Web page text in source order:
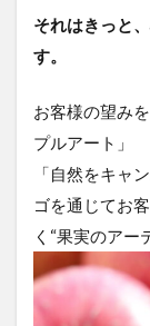
それはきっと
す。
お客様の望み
プルアート」
「自然をキャ
ゴを通じてお
く“果実のアー